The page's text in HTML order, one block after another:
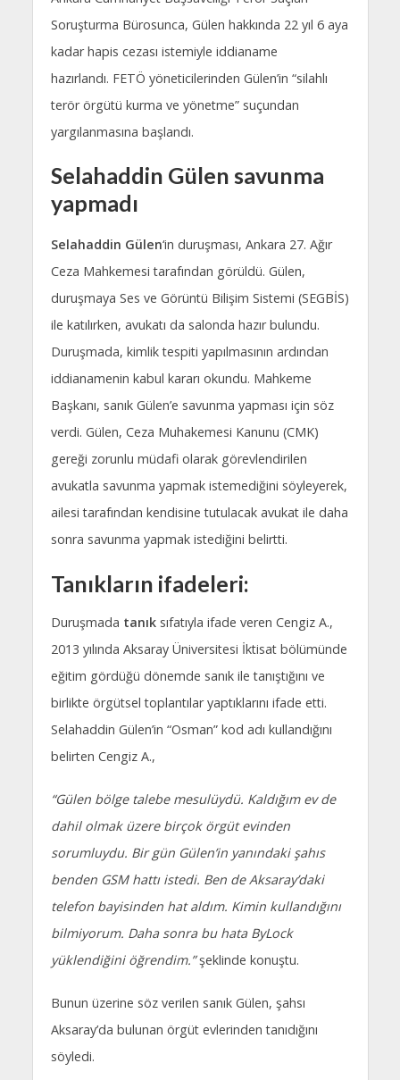
Soruşturma Bürosunca, Gülen hakkında 22 yıl 6 aya
kadar hapis cezası istemiyle iddianame
hazırlandı. FETÖ yöneticilerinden Gülen’in “silahlı
terör örgütü kurma ve yönetme” suçundan
yargılanmasına başlandı.
Selahaddin Gülen savunma
yapmadı
Selahaddin Gülen‘in duruşması, Ankara 27. Ağır
Ceza Mahkemesi tarafından görüldü. Gülen,
duruşmaya Ses ve Görüntü Bilişim Sistemi (SEGBİS)
ile katılırken, avukatı da salonda hazır bulundu.
Duruşmada, kimlik tespiti yapılmasının ardından
iddianamenin kabul kararı okundu. Mahkeme
Başkanı, sanık Gülen’e savunma yapması için söz
verdi. Gülen, Ceza Muhakemesi Kanunu (CMK)
gereği zorunlu müdafi olarak görevlendirilen
avukatla savunma yapmak istemediğini söyleyerek,
ailesi tarafından kendisine tutulacak avukat ile daha
sonra savunma yapmak istediğini belirtti.
Tanıkların ifadeleri:
Duruşmada tanıksıfatıyla ifade veren Cengiz A.,
2013 yılında Aksaray Üniversitesi İktisat bölümünde
eğitim gördüğü dönemde sanık ile tanıştığını ve
birlikte örgütsel toplantılar yaptıklarını ifade etti.
Selahaddin Gülen’in “Osman” kod adı kullandığını
belirten Cengiz A.,
“Gülen bölge talebe mesulüydü. Kaldığım ev de
dahil olmak üzere birçok örgüt evinden
sorumluydu. Bir gün Gülen’in yanındaki şahıs
benden GSM hattı istedi. Ben de Aksaray’daki
telefon bayisinden hat aldım. Kimin kullandığını
bilmiyorum. Daha sonra bu hata ByLock
yüklendiğini öğrendim.”şeklinde konuştu.
Bunun üzerine söz verilen sanık Gülen, şahsı
Aksaray’da bulunan örgüt evlerinden tanıdığını
söyledi.